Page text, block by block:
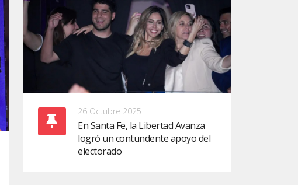
26 Octubre 2025
En Santa Fe, la Libertad Avanza
logró un contundente apoyo del
electorado